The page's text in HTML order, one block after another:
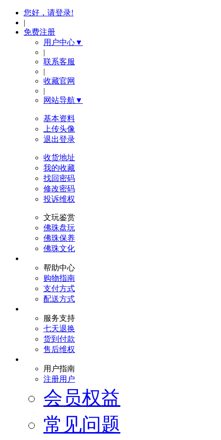
您好，请登录!
|
免费注册
用户中心▼
|
联系客服
|
收藏官网
|
网站导航▼
基本资料
上传头像
退出登录
收货地址
我的收藏
找回密码
修改密码
投诉维权
文玩鉴赏
佛珠盘玩
佛珠保养
佛珠文化
帮助中心
购物指南
支付方式
配送方式
服务支持
七天退换
货到付款
售后维权
用户指南
注册用户
会员权益
常见问题